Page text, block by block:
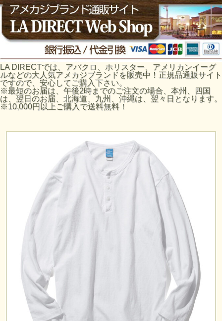
LA DIRECTでは、アバクロ、ホリスター、アメリカンイーグ
ルなどの大人気アメカジブランドを販売中！正規品通販サイト
ですので、安心してご購入下さい。
※最短のお届は、午後2時までのご注文の場合、本州、四国
は、翌日のお届、北海道、九州、沖縄は、翌々日となります。
※10,000円以上ご購入で送料無料！